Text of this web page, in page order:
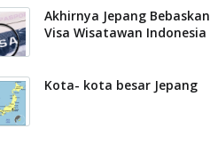
Akhirnya Jepang Bebaskan
Visa Wisatawan Indonesia
Kota- kota besar Jepang